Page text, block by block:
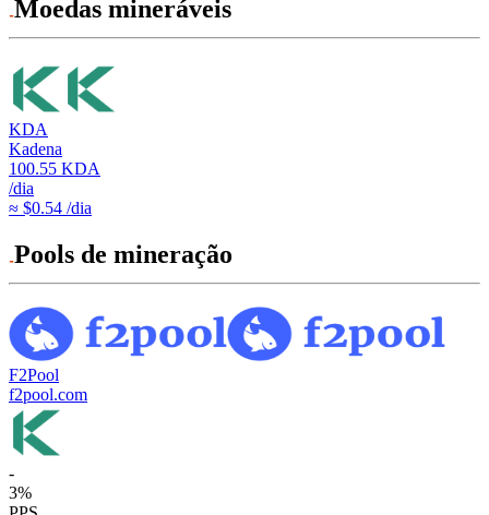
Moedas mineráveis
KDA
Kadena
100.55 KDA
/dia
≈ $0.54 /dia
Pools de mineração
F2Pool
f2pool.com
-
3%